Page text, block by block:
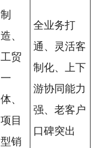
制
造、
工贸
一
体、
项目
型销
全业务打
通、灵活客
制化、上下
游协同能力
强、老客户
口碑突出